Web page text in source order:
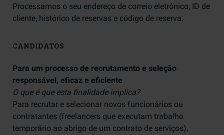
Processamos o seu endereço de correio eletrónico, ID de
cliente, histórico de reservas e código de reserva.
CANDIDATOS
Para um processo de recrutamento e seleção
responsável, eficaz e eficiente
O que é que esta finalidade implica?
Para recrutar e selecionar novos funcionários ou
contratantes (freelancers que executam trabalho
temporário ao abrigo de um contrato de serviços),